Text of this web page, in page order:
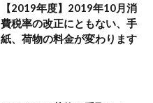
【2019年度】2019年10月消
費税率の改正にともない、手
紙、荷物の料金が変わります